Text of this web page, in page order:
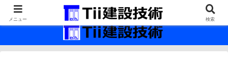
最新の建設技術の情報インフラ。
メニュー 検索